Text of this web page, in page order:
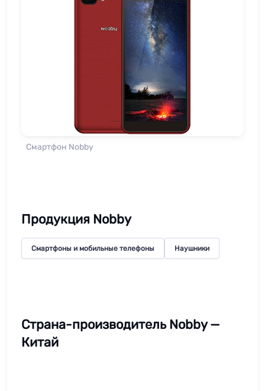
Смартфон Nobby
Продукция Nobby
Смартфоны и мобильные телефоны Наушники
Страна-производитель Nobby —
Китай